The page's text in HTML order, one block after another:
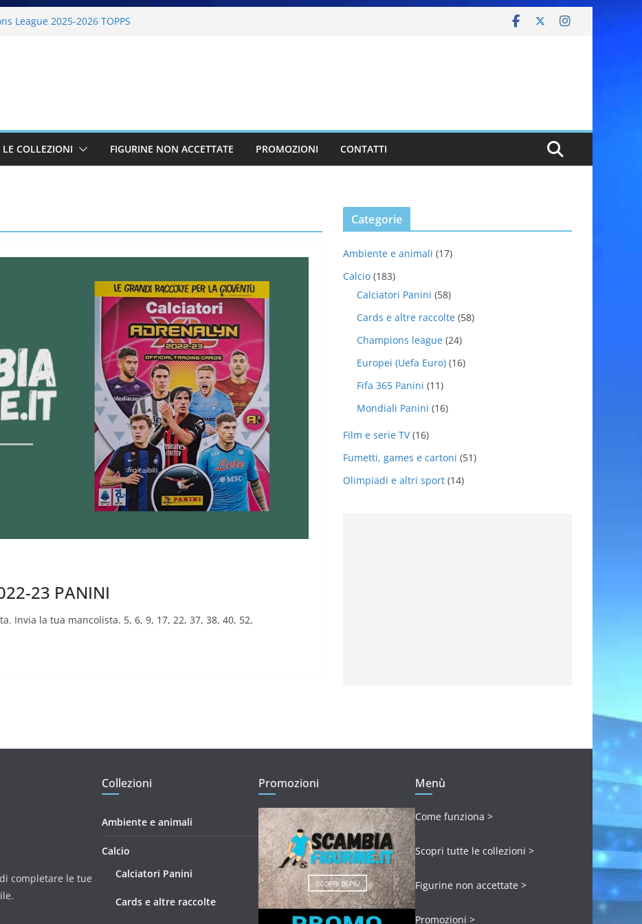
League 2025-2026 TOPPS
2026 PANINI
BKT 2025-2026 PANINI
LE COLLEZIONI FIGURINE NON ACCETTATE PROMOZIONI CONTATTI
23 PANINI
Invia la tua mancolista. 5, 6, 9, 17, 22, 37, 38, 40, 52,
Categorie
Ambiente e animali (17)
Calcio (183)
Calciatori Panini (58)
Cards e altre raccolte (58)
Champions league (24)
Europei (Uefa Euro) (16)
Fifa 365 Panini (11)
Mondiali Panini (16)
Film e serie TV(16)
Fumetti, games e cartoni (51)
Olimpiadi e altri sport (14)
completare le tue
Collezioni
Ambiente e animali
Calcio
Calciatori Panini
Cards e altre raccolte
Promozioni Menù
Come funziona >
Scopri tutte le collezioni >
Figurine non accettate >
Promozioni >